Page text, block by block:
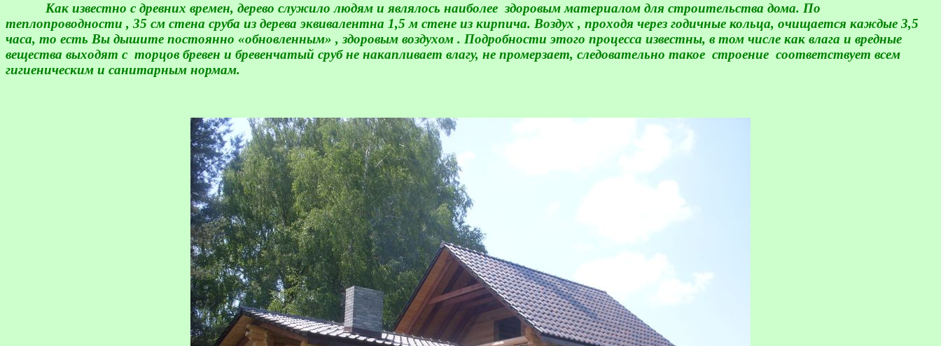
Как известно с древних времен, дерево служило людям и являлось наиболее здоровым материалом для строительства дома. По
теплопроводности , 35 см стена сруба из дерева эквивалентна 1,5 м стене из кирпича. Воздух , проходя через годичные кольца, очищается каждые 3,5
часа, то есть Вы дышите постоянно «обновленным» , здоровым воздухом . Подробности этого процесса известны, в том числе как влага и вредные
вещества выходят с торцов бревен и бревенчатый сруб не накапливает влагу, не промерзает, следовательно такое строение соответствует всем
гигиеническим и санитарным нормам.